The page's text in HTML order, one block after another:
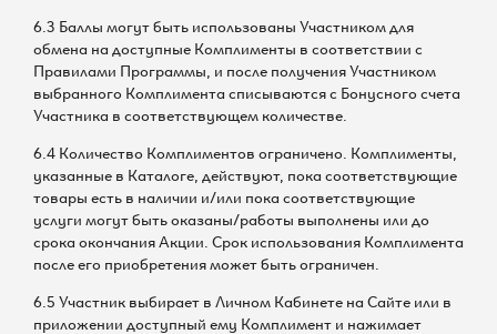
6.3 Баллы могут быть использованы Участником для
обмена на доступные Комплименты в соответствии с
Правилами Программы, и после получения Участником
выбранного Комплимента списываются с Бонусного счета
Участника в соответствующем количестве.
6.4 Количество Комплиментов ограничено. Комплименты,
указанные в Каталоге, действуют, пока соответствующие
товары есть в наличии и/или пока соответствующие
услуги могут быть оказаны/работы выполнены или до
срока окончания Акции. Срок использования Комплимента
после его приобретения может быть ограничен.
6.5 Участник выбирает в Личном Кабинете на Сайте или в
приложении доступный ему Комплимент и нажимает